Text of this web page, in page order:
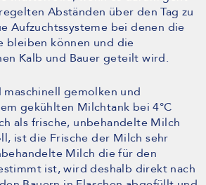
Abständen über den Tag zu
Aufzuchtssysteme bei denen die
bleiben können und die
Kalb und Bauer geteilt wird.
gemolken und
gekühlten Milchtank bei 4°C
als frische, unbehandelte Milch
ist die Frische der Milch sehr
Milch die für den
ist, wird deshalb direkt nach